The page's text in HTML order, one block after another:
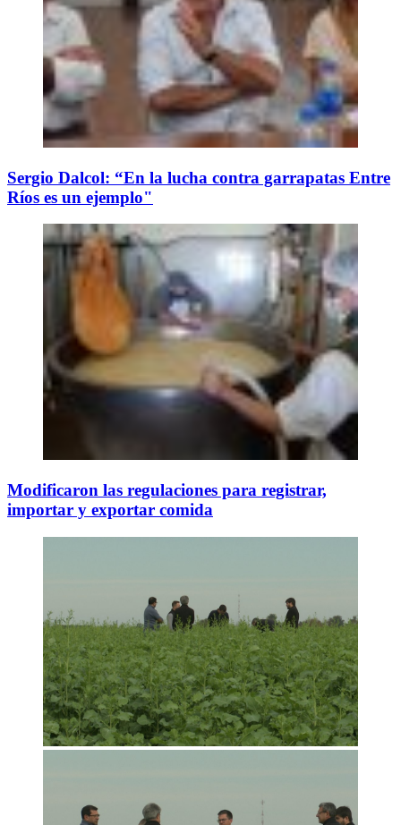
Sergio Dalcol: “En la lucha contra garrapatas Entre
Ríos es un ejemplo"
Modificaron las regulaciones para registrar,
importar y exportar comida